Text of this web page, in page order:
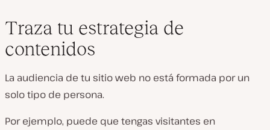
Traza tu estrategia de
contenidos
La audiencia de tu sitio web no está formada por un
solo tipo de persona.
Por ejemplo, puede que tengas visitantes en